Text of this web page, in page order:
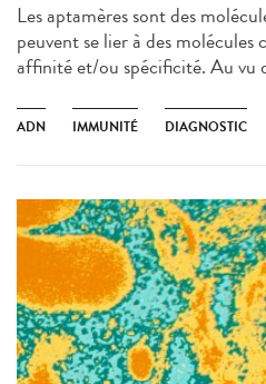
Les aptamères sont des
peuvent se lier à des molécules
affinité et/ou spécificité. Au vu
ADN IMMUNITÉ DIAGNOSTIC